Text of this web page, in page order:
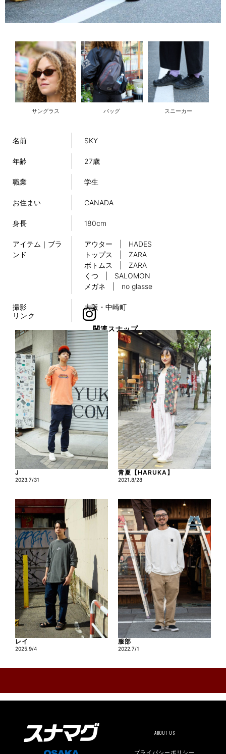
サングラス バッグ スニーカー
名前 SKY
年齢 27歳
職業 学生
お住まい CANADA
身長 180cm
アイテム｜ブラ
ンド
アウター | HADES
トップス | ZARA
ボトムス | ZARA
くつ | SALOMON
メガネ | no glasse
撮影
大阪・中崎町
リンク
関連スナップ
J
2023.7/31
青夏【HARUKA】
2021.8/28
レイ
2025.9/4
服部
2022.7/1
ABOUT US
プライバシーポリシー